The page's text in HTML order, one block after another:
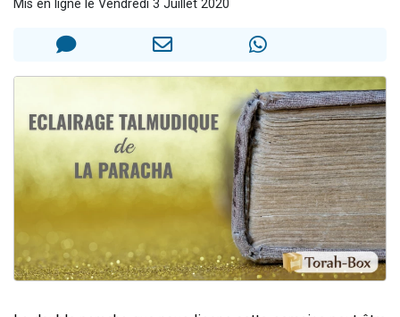
Il reste 49 places pour étudier en groupe sur Zoom
3 personnes viennent de faire un don pour Diane, 80 ans, dans un appartement insalubre
5 personnes viennent de faire un don pour Reloger Rivka, 6 enfants, victime de violences...
Mis en ligne le Vendredi 3 Juillet 2020